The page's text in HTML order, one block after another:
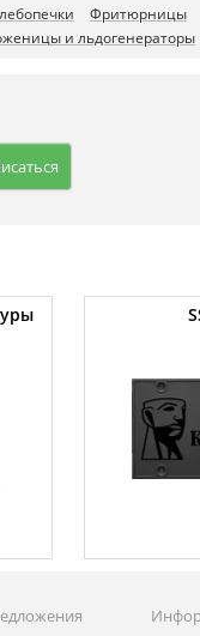
Фритюрницы
и льдогенераторы